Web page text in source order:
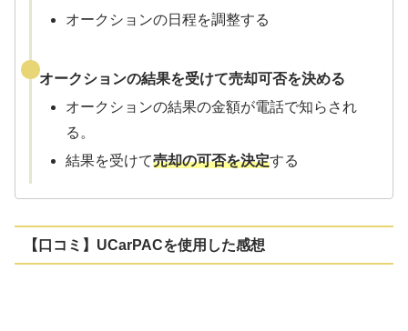
オークションの日程を調整する
オークションの結果を受けて売却可否を決める
オークションの結果の金額が電話で知らされ
る。
結果を受けて売却の可否を決定する
【口コミ】UCarPACを使用した感想